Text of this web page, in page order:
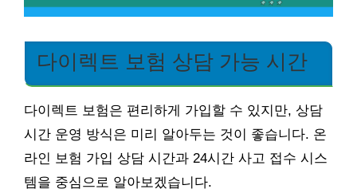
다이렉트 보험 상담 가능 시간
다이렉트 보험은 편리하게 가입할 수 있지만, 상담
시간 운영 방식은 미리 알아두는 것이 좋습니다. 온
라인 보험 가입 상담 시간과 24시간 사고 접수 시스
템을 중심으로 알아보겠습니다.